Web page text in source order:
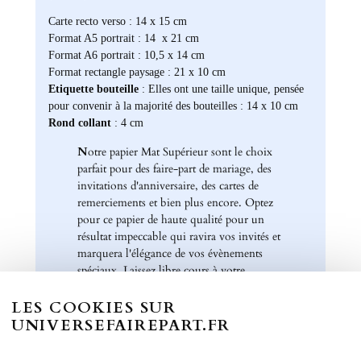
Carte recto verso : 14 x 15 cm
Format A5 portrait : 14 x 21 cm
Format A6 portrait : 10,5 x 14 cm
Format rectangle paysage : 21 x 10 cm
Etiquette bouteille: Elles ont une taille unique, pensée
pour convenir à la majorité des bouteilles : 14 x 10 cm
Rond collant : 4 cm
Notre papier Mat Supérieur sont le choix
parfait pour des faire-part de mariage, des
invitations d'anniversaire, des cartes de
remerciements et bien plus encore. Optez
pour ce papier de haute qualité pour un
résultat impeccable qui ravira vos invités et
marquera l'élégance de vos évènements
spéciaux. Laissez libre cours à votre
Supérieur pour créer des souvenirs uniques
et inoubliables.
LES COOKIES SUR
UNIVERSEFAIREPART.FR